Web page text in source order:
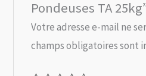
Pondeuses TA
Votre adresse e-mail ne
champs obligatoires sont